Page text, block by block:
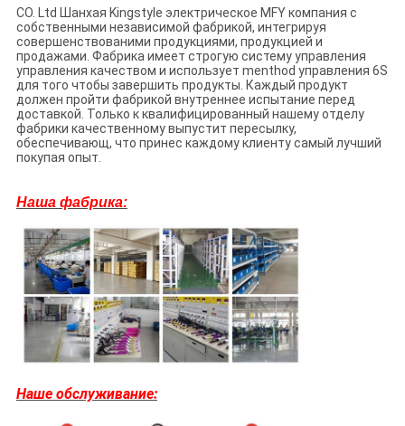
CO. Ltd Шанхая Kingstyle электрическое MFY компания с
собственными независимой фабрикой, интегрируя
совершенствованими продукциями, продукцией и
продажами. Фабрика имеет строгую систему управления
управления качеством и использует menthod управления 6S
для того чтобы завершить продукты. Каждый продукт
должен пройти фабрикой внутреннее испытание перед
доставкой. Только к квалифицированный нашему отделу
фабрики качественному выпустит пересылку,
обеспечивающ, что принес каждому клиенту самый лучший
покупая опыт.
Наша фабрика:
Наше обслуживание: